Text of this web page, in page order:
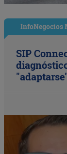
InfoNegocios
SIP